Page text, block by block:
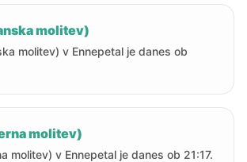
molitev)
molitev) v Ennepetal je danes ob
molitev)
molitev) v Ennepetal je danes ob 21:17.